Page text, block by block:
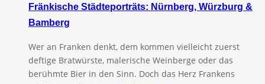
Fränkische Städteporträts: Nürnberg, Würzburg &
Bamberg
Wer an Franken denkt, dem kommen vielleicht zuerst
deftige Bratwürste, malerische Weinberge oder das
berühmte Bier in den Sinn. Doch das Herz Frankens